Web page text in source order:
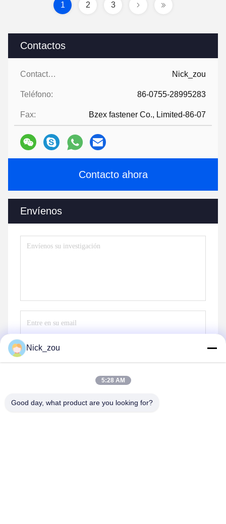
Contactos
Contactos: Nick_zou
Teléfono: 86-0755-28995283
Fax: Bzex fastener Co., Limited-86-07
Contacto ahora
Envíenos
Envíe
1 2 3
Nick_zou
5:28 AM
Good day, what product are you looking for?